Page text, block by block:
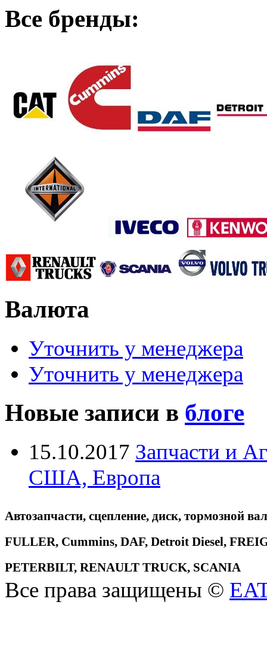
Все бренды:
Валюта
Уточнить у менеджера
Уточнить у менеджера
Новые записи в блоге
15.10.2017 Запчасти и
США, Европа
Автозапчасти, сцепление, диск, тормозной
FULLER, Cummins, DAF, Detroit Diesel,
PETERBILT, RENAULT TRUCK, SCANIA
Все права защищены ©